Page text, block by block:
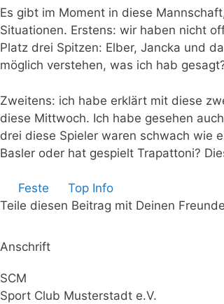
Es gibt im Moment in diese
Situationen. Erstens: wir haben nicht
Platz drei Spitzen: Elber, Jancka und
möglich verstehen, was ich hab
Zweitens: ich habe erklärt mit diese
diese Mittwoch. Ich habe gesehen
drei diese Spieler waren schwach wie
Basler oder hat gespielt Trapattoni?
Feste
Top Info
Teile diesen Beitrag mit Deinen
Anschrift
SCM
Sport Club Musterstadt e.V.